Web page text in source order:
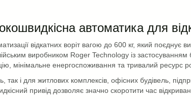
автоматика для
відкатних воріт вагою до 600 кг, який поєднує
виробником Roger Technology із застосуванням
мінімальне енергоспоживання та тривалий ресурс
і для житлових комплексів, офісних будівель,
привід дозволяє значно скоротити час